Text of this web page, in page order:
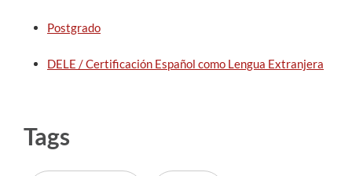
Postgrado
DELE / Certificación Español como Lengua Extranjera
Tags